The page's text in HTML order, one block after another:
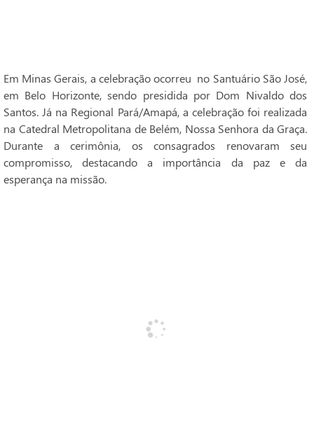
Em Minas Gerais, a celebração ocorreu no Santuário São José,
em Belo Horizonte, sendo presidida por Dom Nivaldo dos
Santos. Já na Regional Pará/Amapá, a celebração foi realizada
na Catedral Metropolitana de Belém, Nossa Senhora da Graça.
Durante a cerimônia, os consagrados renovaram seu
compromisso, destacando a importância da paz e da
esperança na missão.